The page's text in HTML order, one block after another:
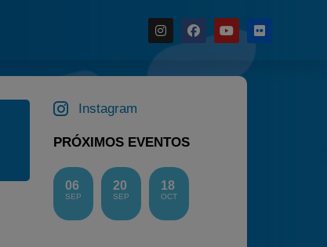
Instagram
PRÓXIMOS EVENTOS
06
SEP
20
SEP
18
OCT